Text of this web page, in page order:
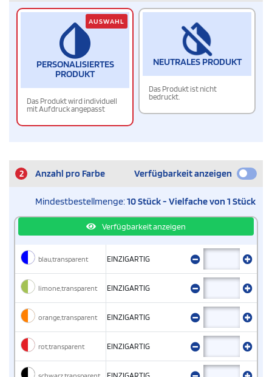
PERSONALISIERTES
PRODUKT
Das Produkt wird individuell
mit Aufdruck angepasst
AUSWAHL
NEUTRALES PRODUKT
Das Produkt ist nicht
bedruckt.
2 Anzahl pro Farbe Verfügbarkeit anzeigen
Mindestbestellmenge:10 Stück - Vielfache von 1 Stück
Verfügbarkeit anzeigen
blau,transparent EINZIGARTIG
limone,transparent EINZIGARTIG
orange,transparent EINZIGARTIG
rot,transparent EINZIGARTIG